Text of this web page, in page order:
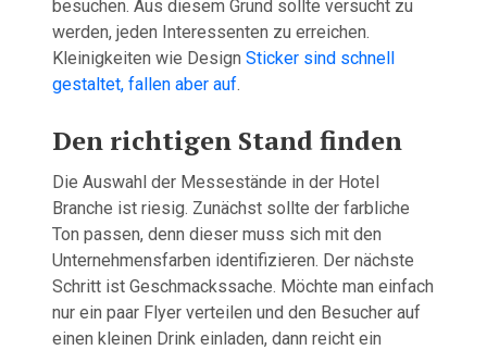
besuchen. Aus diesem Grund sollte versucht zu
werden, jeden Interessenten zu erreichen.
Kleinigkeiten wie Design Sticker sind schnell
gestaltet, fallen aber auf.
Den richtigen Stand finden
Die Auswahl der Messestände in der Hotel
Branche ist riesig. Zunächst sollte der farbliche
Ton passen, denn dieser muss sich mit den
Unternehmensfarben identifizieren. Der nächste
Schritt ist Geschmackssache. Möchte man einfach
nur ein paar Flyer verteilen und den Besucher auf
einen kleinen Drink einladen, dann reicht ein